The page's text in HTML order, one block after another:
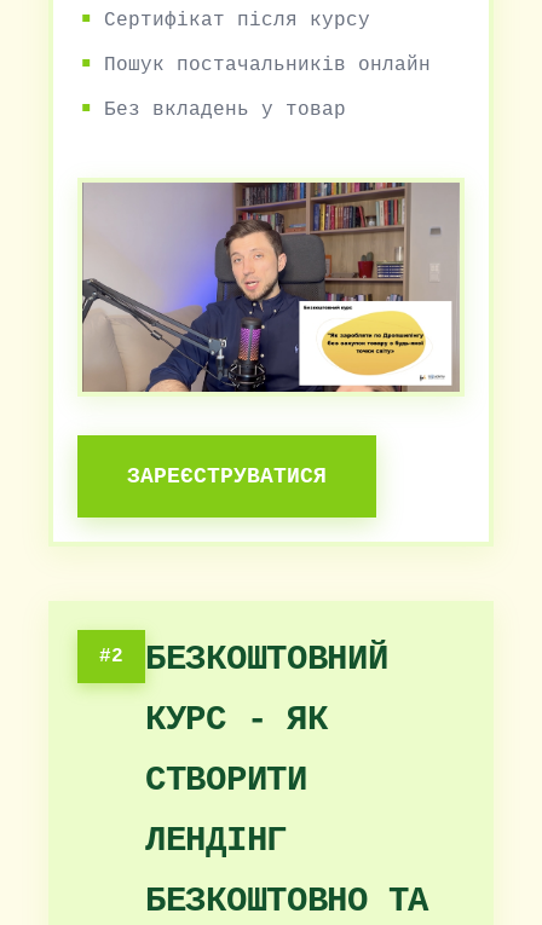
Сертифікат після курсу
Пошук постачальників онлайн
Без вкладень у товар
ЗАРЕЄСТРУВАТИСЯ
#2
БЕЗКОШТОВНИЙ
КУРС - ЯК
СТВОРИТИ
ЛЕНДІНГ
БЕЗКОШТОВНО ТА